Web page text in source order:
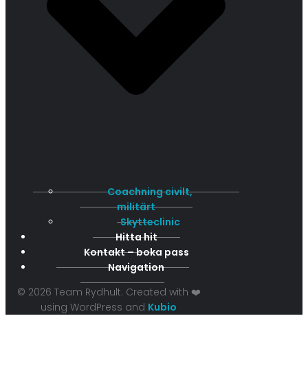
Coachning civilt,
militärt
Skytteclinic
Hitta hit
Kontakt – boka pass
Navigation
© 2026 Team Rydhult. Created with ❤️
using WordPress and Kubio